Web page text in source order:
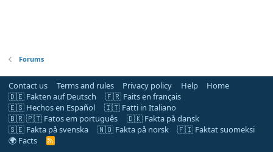
Forums
Contact us Terms and rules Privacy policy Help
Home
🇩🇪 Fakten auf Deutsch
🇫🇷 Faits en français
🇪🇸 Hechos en Español
🇮🇹 Fatti in Italiano
🇧🇷 🇵🇹 Fatos em português
🇩🇰 Fakta på dansk
🇸🇪 Fakta på svenska
🇳🇴 Fakta på norsk
🇫🇮 Faktat suomeksi
🌍 Facts
R